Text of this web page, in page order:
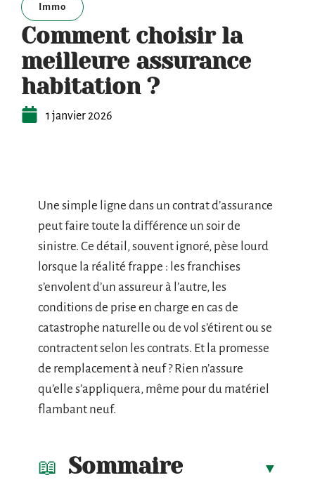
Immo
Comment choisir la
meilleure assurance
habitation ?
1 janvier 2026
Une simple ligne dans un contrat d’assurance
peut faire toute la différence un soir de
sinistre. Ce détail, souvent ignoré, pèse lourd
lorsque la réalité frappe : les franchises
s’envolent d’un assureur à l’autre, les
conditions de prise en charge en cas de
catastrophe naturelle ou de vol s’étirent ou se
contractent selon les contrats. Et la promesse
de remplacement à neuf ? Rien n’assure
qu’elle s’appliquera, même pour du matériel
flambant neuf.
Sommaire